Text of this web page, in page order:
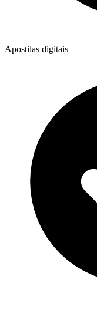
Apostilas digitais